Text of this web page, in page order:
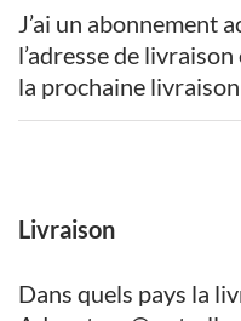
J’ai un abonnement
l’adresse de
la prochaine livraison
Livraison
Dans quels pays la